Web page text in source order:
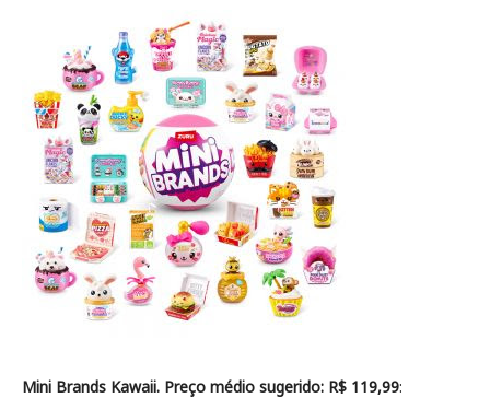
Mini Brands Kawaii. Preço médio sugerido: R$ 119,99: